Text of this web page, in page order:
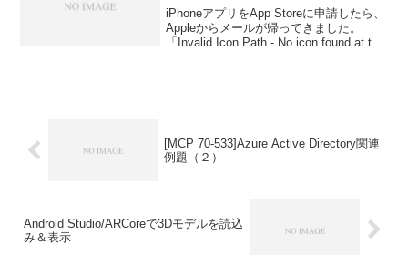
iPhoneアプリをApp Storeに申請したら、
Appleからメールが帰ってきました。
「Invalid Icon Path - No icon found at the
[MCP 70-533]Azure Active Directory関連
例題（２）
Android Studio/ARCoreで3Dモデルを読込
み＆表示